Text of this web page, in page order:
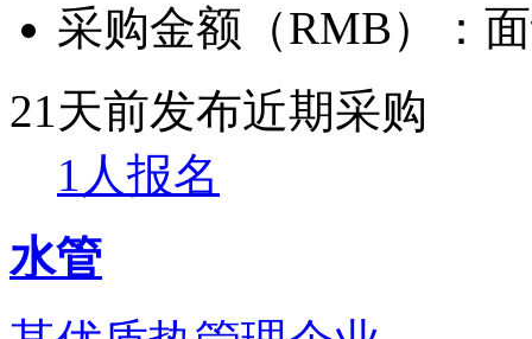
采购金额（RMB）：
21天前发布近期采购
1人报名
水管